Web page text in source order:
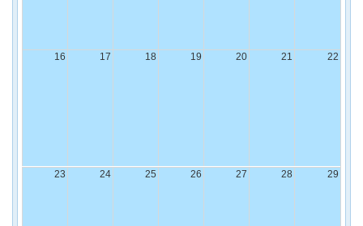
16 17 18 19 20 21 22
23 24 25 26 27 28 29